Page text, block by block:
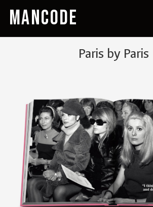
MANCODE
Paris by Paris